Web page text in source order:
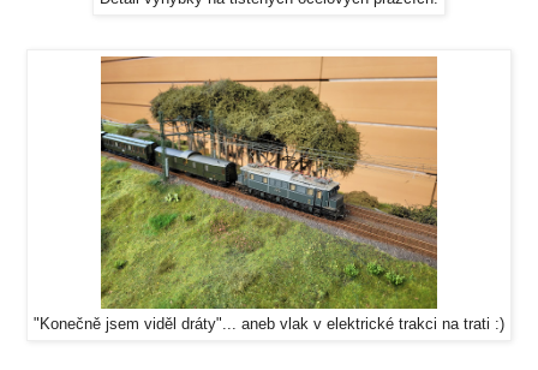
"Konečně jsem viděl dráty"... aneb vlak v elektrické trakci na trati :)